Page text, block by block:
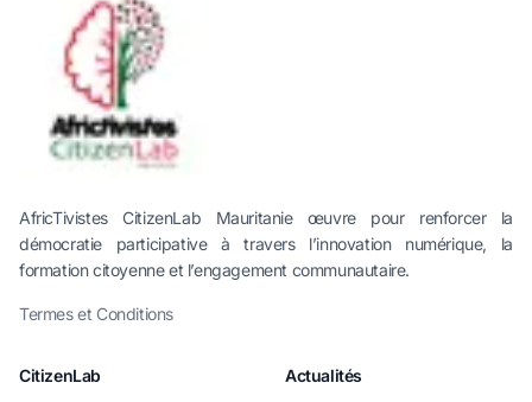
AfricTivistes CitizenLab Mauritanie œuvre pour renforcer la
démocratie participative à travers l’innovation numérique, la
formation citoyenne et l’engagement communautaire.
Termes et Conditions
CitizenLab Actualités